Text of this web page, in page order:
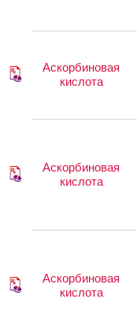
Аскорбиновая
кислота
Аскорбиновая
кислота
Аскорбиновая
кислота